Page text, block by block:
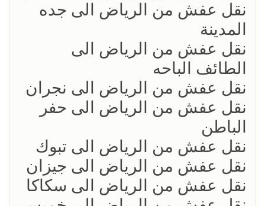
نقل عفش من الرياض الى جده
المدينة
نقل عفش من الرياض الى
الطائف الباحه
نقل عفش من الرياض الى نجران
نقل عفش من الرياض الى حفر
الباطن
نقل عفش من الرياض الى تبوك
نقل عفش من الرياض الى جيزان
نقل عفش من الرياض الى سكاكا